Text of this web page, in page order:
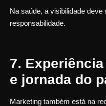
Na saúde, a visibilidade
responsabilidade.
7.
e jornada do
Marketing também está na